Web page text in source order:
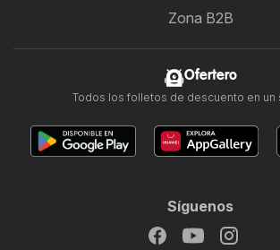
Zona B2B
Ofertero
Todos los folletos de descuento en un
Síguenos